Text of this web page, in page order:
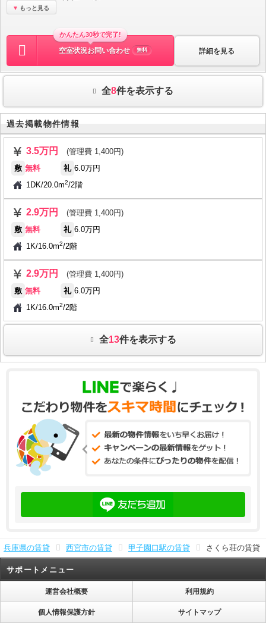
もっと見る
詳細を見る
かんたん30秒で完了!
空室状況お問い合わせ 無料
全8件を表示する
過去掲載物件情報
3.5万円
(管理費 1,400円)
敷 無料 礼 6.0万円
1DK/20.0m2/2階
2.9万円
(管理費 1,400円)
敷 無料 礼 6.0万円
1K/16.0m2/2階
2.9万円
(管理費 1,400円)
敷 無料 礼 6.0万円
1K/16.0m2/2階
全13件を表示する
兵庫県の賃貸 西宮市の賃貸 甲子園口駅の賃貸 さくら荘の賃貸
サポートメニュー
運営会社概要 利用規約
個人情報保護方針 サイトマップ